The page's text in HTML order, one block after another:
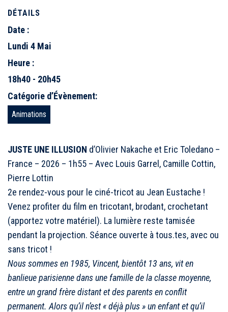
DÉTAILS
Date :
Lundi 4 Mai
Heure :
18h40 - 20h45
Catégorie d’Évènement:
Animations
JUSTE UNE ILLUSION d’Olivier Nakache et Eric Toledano –
France – 2026 – 1h55 – Avec Louis Garrel, Camille Cottin,
Pierre Lottin
2e rendez-vous pour le ciné-tricot au Jean Eustache !
Venez profiter du film en tricotant, brodant, crochetant
(apportez votre matériel). La lumière reste tamisée
pendant la projection. Séance ouverte à tous.tes, avec ou
sans tricot !
Nous sommes en 1985, Vincent, bientôt 13 ans, vit en
banlieue parisienne dans une famille de la classe moyenne,
entre un grand frère distant et des parents en conflit
permanent. Alors qu’il n’est « déjà plus » un enfant et qu’il